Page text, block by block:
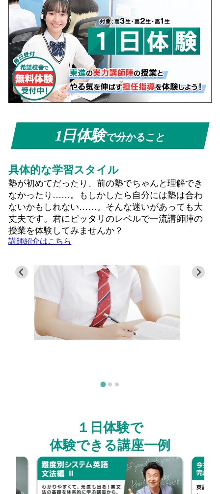
1日体験で分かること
具体的な学習スタイル
塾が初めてだったり、前の塾でちゃんと理解でき
なかったり……。もしかしたら自分には塾は合わ
ないかもしれない……。そんな迷いがあっても大
丈夫です。君にピッタリのレベルで一流講師陣の
授業を体験してみませんか？
講師紹介はこちら
１日体験で
体験できる講座一例